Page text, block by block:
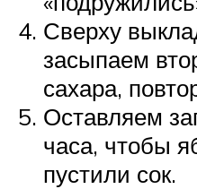
Сверху
засыпаем
сахара,
Оставляем
часа, чтобы
пустили сок.